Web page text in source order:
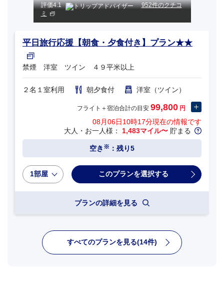
評価4.1
952件のクチコ
ミ
平日旅行応援【朝食・夕食付き】プラン★★
禁煙 洋室 ツイン ４９平米以上
２名１室利用 朝夕食付 洋室（ツイン）
フライト＋宿泊合計の目安 99,800 円
08月06日10時17分現在の情報です
大人・お一人様： 1,483マイル〜 貯まる
空き ※ ：残り5
1部屋
プランの詳細を見る
すべてのプランを見る(14件)